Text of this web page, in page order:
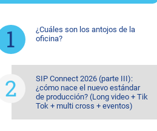
¿Cuáles son los antojos de la
oficina?
SIP Connect 2026 (parte III):
¿cómo nace el nuevo estándar
de producción? (Long video + Tik
Tok + multi cross + eventos)